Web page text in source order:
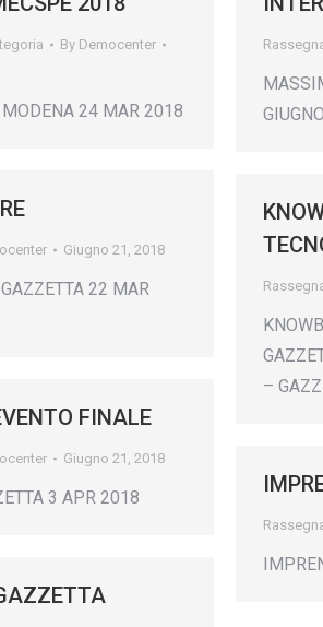
By Democenter
24 MAR 2018
Giugno 21, 2018
22 MAR
–
FINALE
Giugno 21, 2018
3 APR 2018